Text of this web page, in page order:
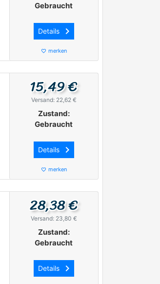
Gebraucht
Details keyboard_arrow_right
favorite_border merken
15,49 €
Versand: 22,62 €
Zustand:
Gebraucht
Details keyboard_arrow_right
favorite_border merken
28,38 €
Versand: 23,80 €
Zustand:
Gebraucht
Details keyboard_arrow_right